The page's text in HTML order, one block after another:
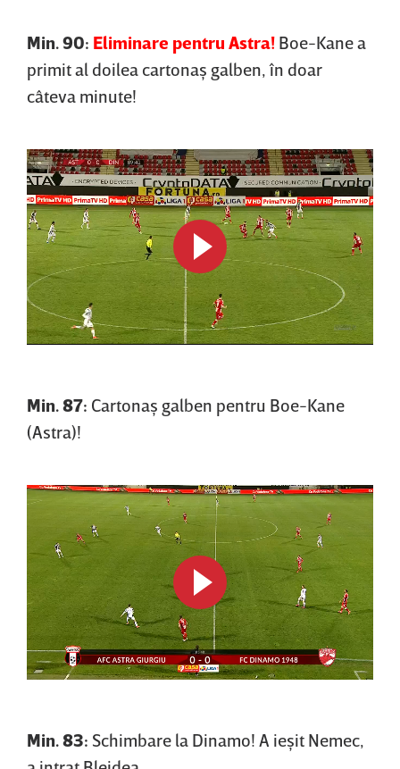
Min. 90: Eliminare pentru Astra! Boe-Kane a
primit al doilea cartonaş galben, în doar
câteva minute!
Min. 87: Cartonaş galben pentru Boe-Kane
(Astra)!
Min. 83: Schimbare la Dinamo! A ieşit Nemec,